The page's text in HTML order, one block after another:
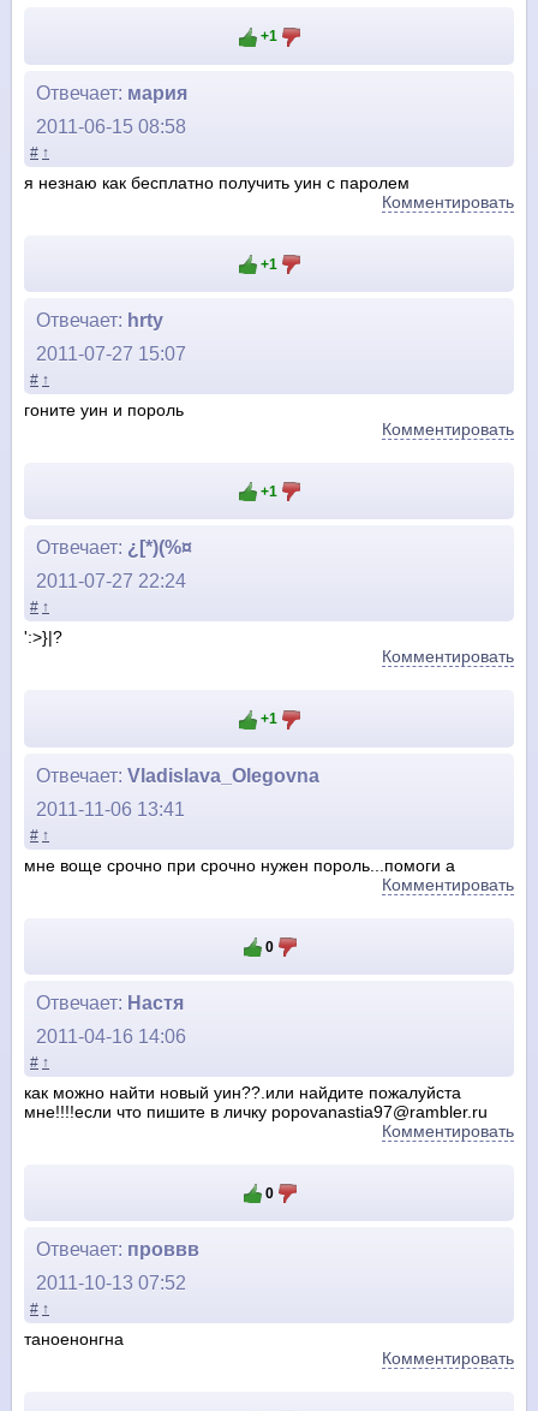
+1
Отвечает: мария
2011-06-15 08:58
# ↑
я незнаю как бесплатно получить уин с паролем
Комментировать
+1
Отвечает: hrty
2011-07-27 15:07
# ↑
гоните уин и пороль
Комментировать
+1
Отвечает: ¿[*)(%¤
2011-07-27 22:24
# ↑
':>}|?
Комментировать
+1
Отвечает: Vladislava_Olegovna
2011-11-06 13:41
# ↑
мне воще срочно при срочно нужен пороль...помоги а
Комментировать
0
Отвечает: Настя
2011-04-16 14:06
# ↑
как можно найти новый уин??.или найдите пожалуйста
мне!!!!если что пишите в личку popovanastia97@rambler.ru
Комментировать
0
Отвечает: проввв
2011-10-13 07:52
# ↑
таноенонгна
Комментировать